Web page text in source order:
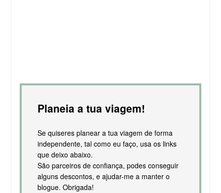
Planeia a tua viagem!
Se quiseres planear a tua viagem de forma
independente, tal como eu faço, usa os links
que deixo abaixo.
São parceiros de confiança, podes conseguir
alguns descontos, e ajudar-me a manter o
blogue. Obrigada!